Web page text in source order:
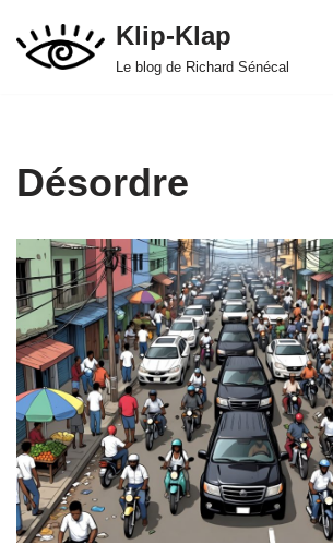
Aller
Klip-Klap
Le blog de Richard Sénécal
Désordre